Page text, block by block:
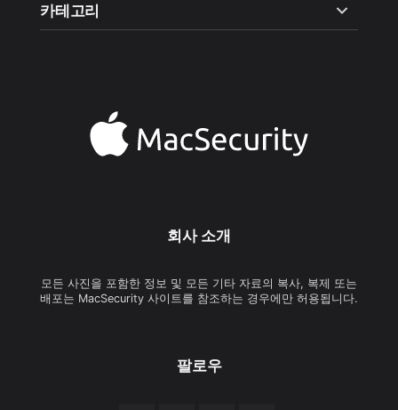
카테고리
회사 소개
모든 사진을 포함한 정보 및 모든 기타 자료의 복사, 복제 또는
배포는 MacSecurity 사이트를 참조하는 경우에만 허용됩니다.
팔로우